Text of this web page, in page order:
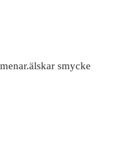
smycke